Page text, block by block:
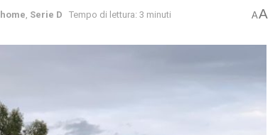
home Serie D Tempo di lettura: 3 minuti AA